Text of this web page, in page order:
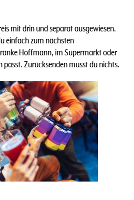
mit drin und separat ausgewiesen.
einfach zum nächsten
Hoffmann, im Supermarkt oder
Zurücksenden musst du nichts.